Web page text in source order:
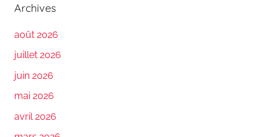
Archives
août 2026
juillet 2026
juin 2026
mai 2026
avril 2026